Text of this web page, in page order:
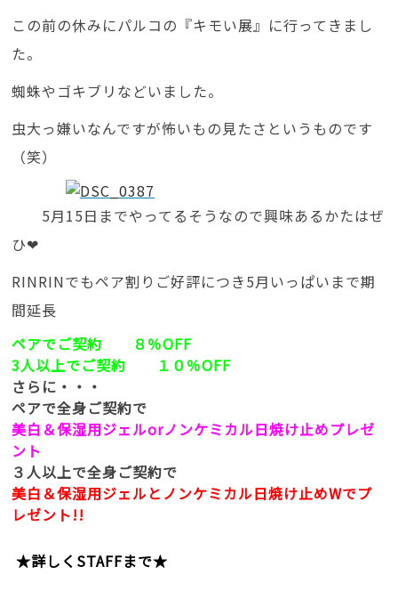
この前の休みにパルコの『キモい展』に行ってきまし
た。
蜘蛛やゴキブリなどいました。
虫大っ嫌いなんですが怖いもの見たさというものです
（笑）
5月15日までやってるそうなので興味あるかたはぜ
ひ❤
RINRINでもペア割りご好評につき5月いっぱいまで期
間延長
ペアでご契約 ８％OFF
3人以上でご契約 １０％OFF
さらに・・・
ペアで全身ご契約で
美白＆保湿用ジェルorノンケミカル日焼け止めプレゼ
ント
３人以上で全身ご契約で
美白＆保湿用ジェルとノンケミカル日焼け止めWでプ
レゼント!!
★詳しくSTAFFまで★